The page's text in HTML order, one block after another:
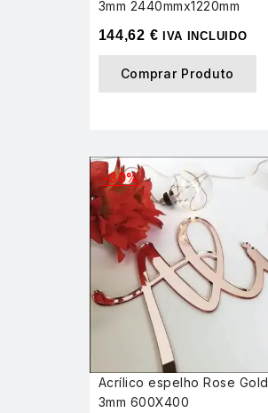
3mm 2440mmx1220mm
144,62 € IVA INCLUIDO
Comprar Produto
-30%
Acrílico espelho Rose Gold
3mm 600X400